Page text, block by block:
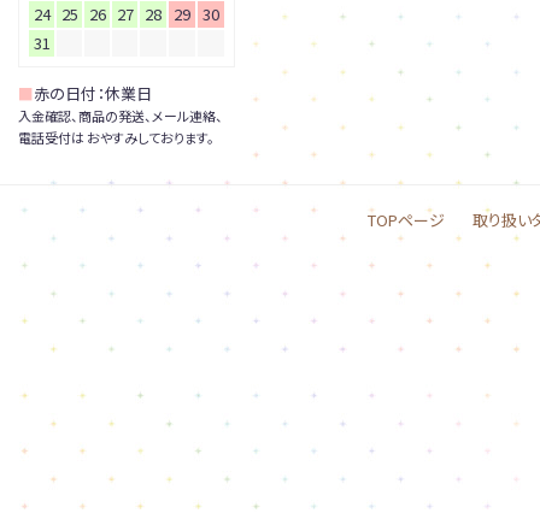
24 25 26 27 28 29 30
31
■赤の日付：休業日
入金確認、商品の発送、メール連絡、
電話受付は おやすみしております。
TOPページ 取り扱い